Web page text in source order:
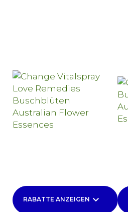
RABATTE ANZEIGEN keyboard_arrow_down